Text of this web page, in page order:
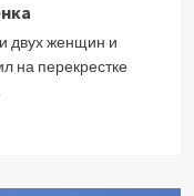
двух женщин и
на перекрестке